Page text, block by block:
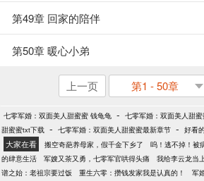
第49章 回家的陪伴
第50章 暖心小弟
上一页 第1 - 50章
七零军婚：双面美人甜蜜蜜 钱龟龟 - 七零军婚：双面美人甜
甜蜜蜜txt下载 - 七零军婚：双面美人甜蜜蜜最新章节 - 好看
大家在看 搬空奇葩养母家，假千金下乡了 呜！逃不掉！被
的肆意生活
军嫂又茶又勇，七零军官哄得头痛 我给李云龙当
谱之始：老祖宗要过饭
重生六零：攒钱发家我是认真的！ 军